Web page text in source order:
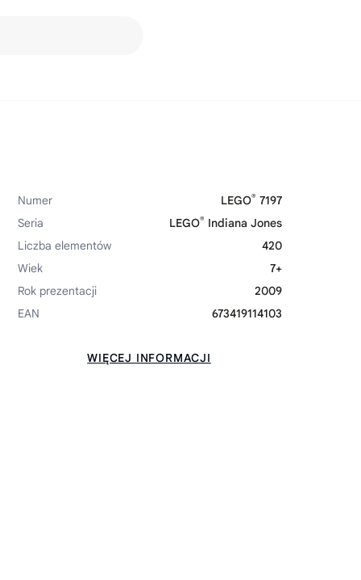
Numer LEGO® 7197
Seria
LEGO® Indiana Jones
Liczba elementów
420
Wiek
7+
Rok prezentacji
2009
EAN
673419114103
WIĘCEJ INFORMACJI